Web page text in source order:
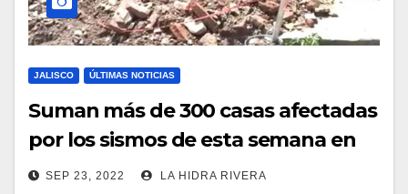
JALISCO ÚLTIMAS NOTICIAS
Suman más de 300 casas afectadas
por los sismos de esta semana en
Jalisco.
SEP 23, 2022 LA HIDRA RIVERA